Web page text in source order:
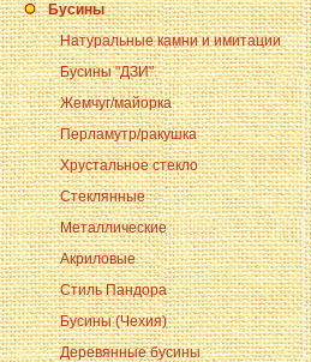
Бусины
Натуральные камни и имитации
Бусины "ДЗИ"
Жемчуг/майорка
Перламутр/ракушка
Хрустальное стекло
Стеклянные
Металлические
Акриловые
Стиль Пандора
Бусины (Чехия)
Деревянные бусины